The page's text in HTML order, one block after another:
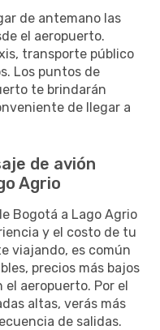
de antemano las
el aeropuerto.
transporte público
Los puntos de
te brindarán
de llegar a
de avión
Agrio
Bogotá a Lago Agrio
y el costo de tu
viajando, es común
precios más bajos
aeropuerto. Por el
altas, verás más
de salidas.